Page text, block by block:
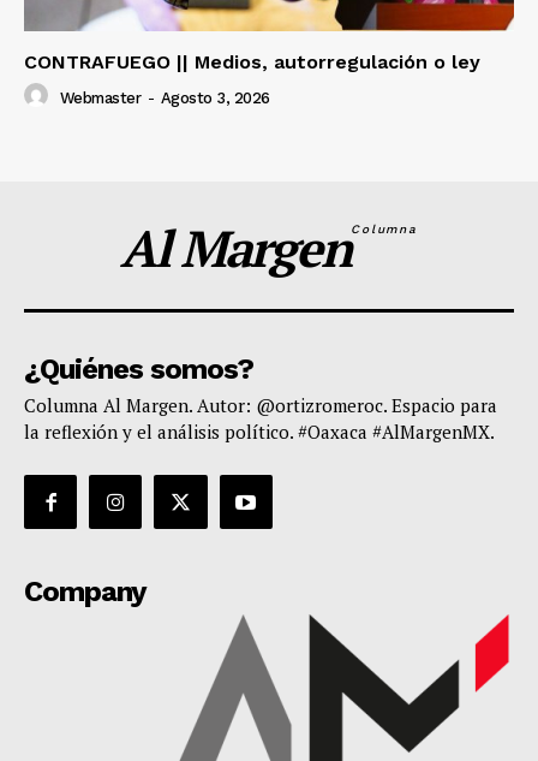
CONTRAFUEGO || Medios, autorregulación o ley
Webmaster - Agosto 3, 2026
Al MargenColumna
¿Quiénes somos?
Columna Al Margen. Autor: @ortizromeroc. Espacio para
la reflexión y el análisis político. #Oaxaca #AlMargenMX.
Company